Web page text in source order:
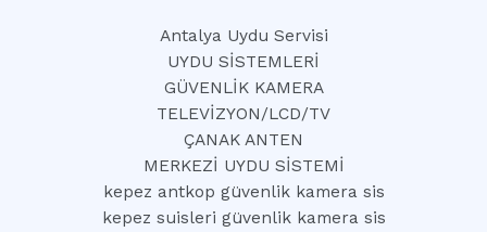
Antalya Uydu Servisi
UYDU SİSTEMLERİ
GÜVENLİK KAMERA
TELEVİZYON/LCD/TV
ÇANAK ANTEN
MERKEZİ UYDU SİSTEMİ
kepez antkop güvenlik kamera sis
kepez suisleri güvenlik kamera sis